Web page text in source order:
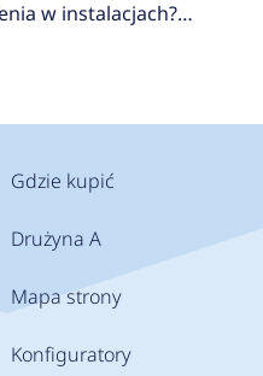
w instalacjach?
Gdzie kupić
Drużyna A
Mapa strony
Konfiguratory